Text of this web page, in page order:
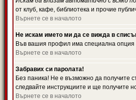
от клуб, кафе, библиотека и прочие
Върнете се в началото
Не искам името ми да се вижда в
Във вашия профил има специална опция
Върнете се в началото
Забравих си паролата!
Без паника! Не е възможно да получите
следвайте инструкциите и ще получите
Върнете се в началото